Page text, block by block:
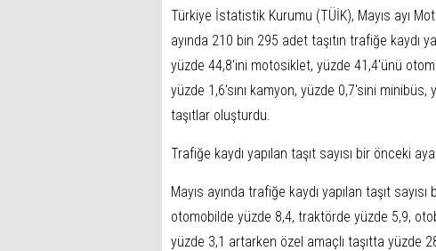
Türkiye İstatistik Kurumu (TÜİK), Mayıs ayı
ayında 210 bin 295 adet taşıtın trafiğe kaydı
yüzde 44,8'ini motosiklet, yüzde 41,4'ünü
yüzde 1,6'sını kamyon, yüzde 0,7'sini
taşıtlar oluşturdu.
Trafiğe kaydı yapılan taşıt sayısı bir önceki
Mayıs ayında trafiğe kaydı yapılan taşıt
otomobilde yüzde 8,4, traktörde yüzde 5,9,
yüzde 3,1 artarken özel amaçlı taşıtta yüzde